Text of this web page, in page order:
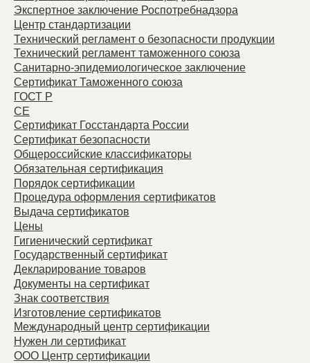
Экспертное заключение Роспотребнадзора
Центр стандартизации
Технический регламент о безопасности продукции
Технический регламент таможенного союза
Санитарно-эпидемиологическое заключение
Сертификат Таможенного союза
ГОСТ Р
СЕ
Сертификат Госстандарта России
Сертификат безопасности
Общероссийские классификаторы
Обязательная сертификация
Порядок сертификации
Процедура оформления сертификатов
Выдача сертификатов
Цены
Гигиенический сертификат
Государственный сертификат
Декларирование товаров
Документы на сертификат
Знак соответствия
Изготовление сертификатов
Международный центр сертификации
Нужен ли сертификат
ООО Центр сертификации